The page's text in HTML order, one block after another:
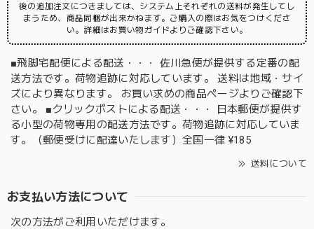
後の追加注文につきましては、システム上それぞれの送料が発生してし
まうため、商品同梱が出来かねます。ご購入の際はお気をつけくださ
い。詳細はお買い物ガイドよりご確認下さい。
■飛脚宅配便による配送・・・ 佐川急便が提供する定番の配
送方法です。荷物追跡に対応しています。 送料は地域・サイ
ズにより異なります。 お買い求めの商品ページよりご確認下
さい。 ■クリックポストによる配送・・・ 日本郵便が提供す
る小型の荷物専用の配送方法です。荷物追跡に対応していま
す。（郵便受けに配達いたします）全国一律 ¥185
送料について
お支払い方法について
次の方法がご利用いただけます。